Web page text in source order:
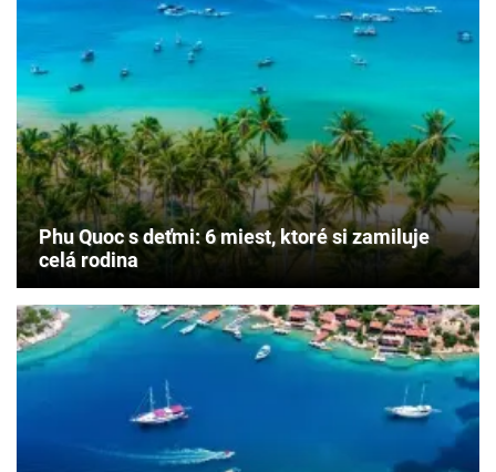
Phu Quoc s deťmi: 6 miest, ktoré si zamiluje
celá rodina